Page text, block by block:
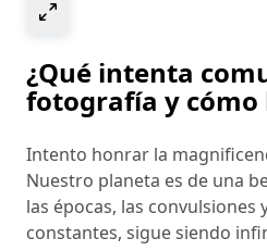
¿Qué intenta
fotografía y cómo
Intento honrar la
Nuestro planeta es de una
las épocas, las convulsiones
constantes, sigue siendo